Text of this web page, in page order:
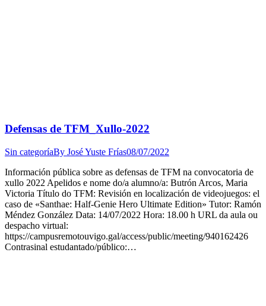
Defensas de TFM_Xullo-2022
Sin categoríaBy José Yuste Frías08/07/2022
Información pública sobre as defensas de TFM na convocatoria de
xullo 2022 Apelidos e nome do/a alumno/a: Butrón Arcos, Maria
Victoria Título do TFM: Revisión en localización de videojuegos: el
caso de «Santhae: Half-Genie Hero Ultimate Edition» Tutor: Ramón
Méndez González Data: 14/07/2022 Hora: 18.00 h URL da aula ou
despacho virtual:
https://campusremotouvigo.gal/access/public/meeting/940162426
Contrasinal estudantado/público:…